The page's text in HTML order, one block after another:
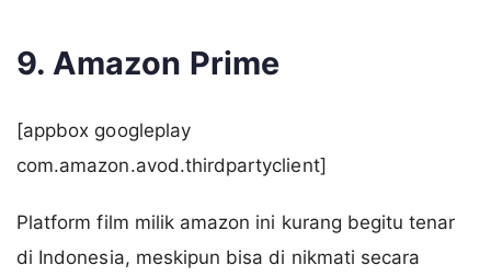
9. Amazon Prime
[appbox googleplay
com.amazon.avod.thirdpartyclient]
Platform film milik amazon ini kurang begitu tenar
di Indonesia, meskipun bisa di nikmati secara